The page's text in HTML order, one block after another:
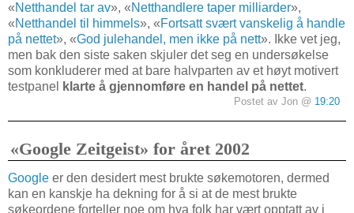
«Netthandel tar av», «Netthandlere taper milliarder»,
«Netthandel til himmels», «Fortsatt svært vanskelig å handle
på nettet», «God julehandel, men ikke på nett». Ikke vet jeg,
men bak den siste saken skjuler det seg en undersøkelse
som konkluderer med at bare halvparten av et høyt motivert
testpanel
klarte å gjennomføre en handel på nettet.
Postet av Jon @ 19:20
«Google Zeitgeist» for året 2002
Google er den desidert mest brukte søkemotoren, dermed
kan en kanskje ha dekning for å si at de mest brukte
søkeordene forteller noe om hva folk har vært opptatt av i